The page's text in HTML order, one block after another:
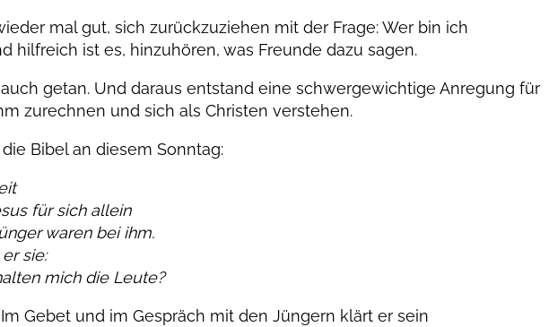
mal gut, sich zurückzuziehen mit der Frage: Wer bin ich
hilfreich ist es, hinzuhören, was Freunde dazu sagen.
getan. Und daraus entstand eine schwergewichtige Anregung für
zurechnen und sich als Christen verstehen.
Bibel an diesem Sonntag:
für sich allein
waren bei ihm.
sie:
mich die Leute?
Im Gebet und im Gespräch mit den Jüngern klärt er sein